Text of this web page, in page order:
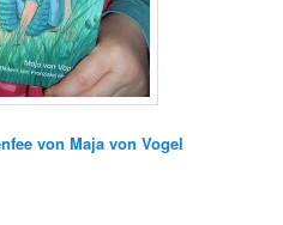
von Maja von Vogel